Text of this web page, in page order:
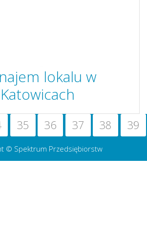
lokalu w
Katowicach
35 36 37 38 39
© Spektrum Przedsiębiorstw